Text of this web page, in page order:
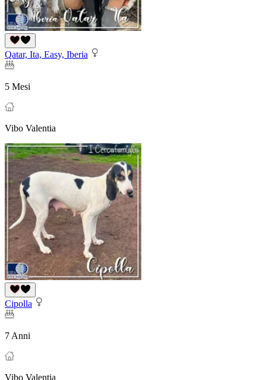
Qatar, Ita, Easy, Iberia
5 Mesi
Vibo Valentia
Cipolla
7 Anni
Vibo Valentia